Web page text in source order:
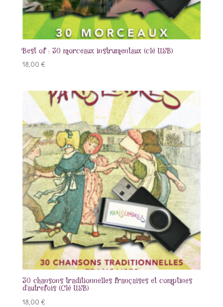
Best of : 30 morceaux instrumentaux (clé USB)
18,00 €
30 chansons traditionnelles françaises et comptines
d’autrefois (Clé USB)
18,00 €